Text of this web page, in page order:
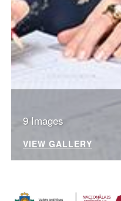
9 Images
VIEW GALLERY